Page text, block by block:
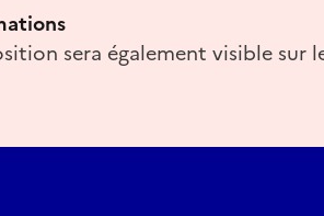
sera également visible sur